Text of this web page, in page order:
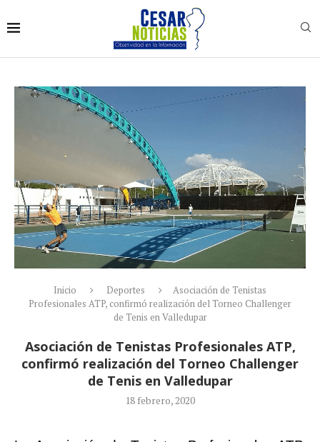
Inicio Deportes
Asociación de Tenistas
Profesionales ATP, confirmó realización del Torneo Challenger
de Tenis en Valledupar
Asociación de Tenistas Profesionales ATP,
confirmó realización del Torneo Challenger
de Tenis en Valledupar
18 febrero, 2020